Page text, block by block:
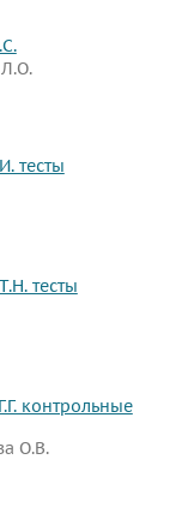
тесты
тесты
контрольные
О.В.